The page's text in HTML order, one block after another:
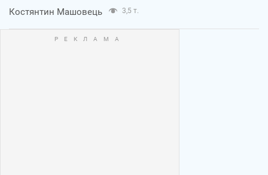
Костянтин Машовець 3,5 т.